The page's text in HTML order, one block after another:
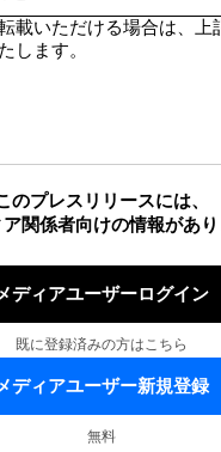
載いただける場合は、上
します。
のプレスリリースには、
ア関係者向けの情報があ
ディアユーザーログイン
既に登録済みの方はこちら
ディアユーザー新規登録
無料